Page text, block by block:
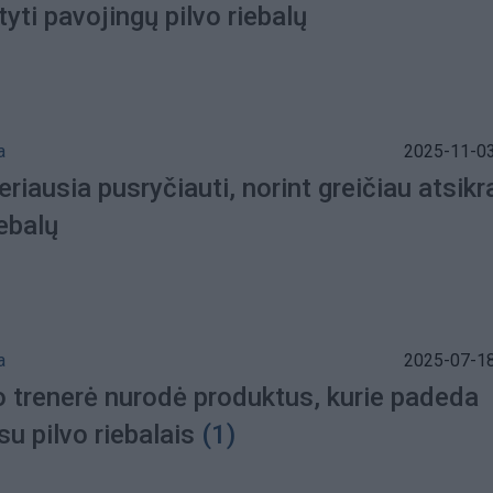
pavojingų pilvo riebalų
2025-11-
pusryčiauti, norint greičiau
2025-07-
trenerė nurodė produktus, kurie padeda
pilvo riebalais (1)